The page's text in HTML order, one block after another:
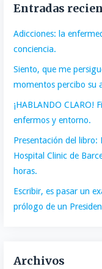
Entradas
Adicciones: la
conciencia.
Siento, que me
momentos percibo su
¡HABLANDO CLARO!
enfermos y entorno.
Presentación del libro:
Hospital Clinic de
horas.
Escribir, es pasar un
prólogo de un
Archivos